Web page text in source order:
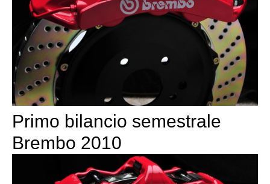
Primo bilancio semestrale
Brembo 2010